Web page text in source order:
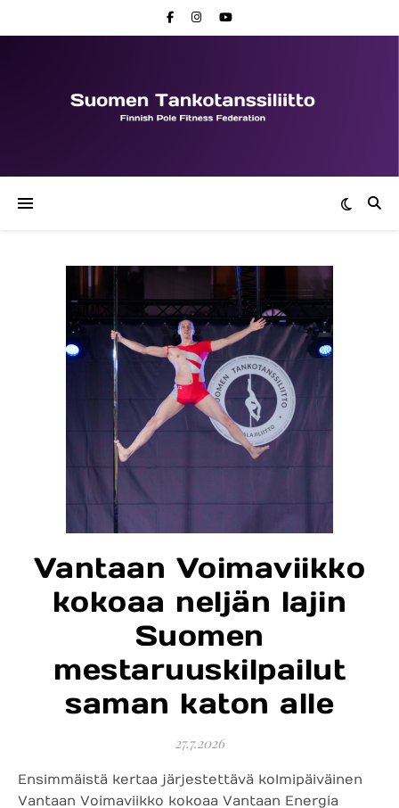
Vantaan Voimaviikko
kokoaa neljän lajin
Suomen
mestaruuskilpailut
saman katon alle
27.7.2026
Ensimmäistä kertaa järjestettävä kolmipäiväinen
Vantaan Voimaviikko kokoaa Vantaan Energia